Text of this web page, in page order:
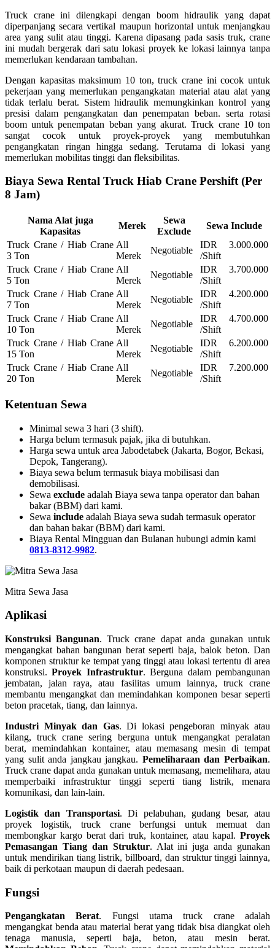
Truck crane ini dilengkapi dengan boom hidraulik yang dapat
diperpanjang secara vertikal maupun horizontal untuk menjangkau
area yang sulit atau tinggi. Karena dipasang pada sasis truk, crane
ini mudah bergerak dari satu lokasi proyek ke lokasi lainnya tanpa
memerlukan kendaraan tambahan.
Dengan kapasitas maksimum 10 ton, truck crane ini cocok untuk
pekerjaan yang memerlukan pengangkatan material atau alat yang
tidak terlalu berat. Sistem hidraulik memungkinkan kontrol yang
presisi dalam pengangkatan dan penempatan beban. serta rotasi
boom untuk penempatan beban yang akurat. Truck crane 10 ton
sangat cocok untuk proyek-proyek yang membutuhkan
pengangkatan ringan hingga sedang. Terutama di lokasi yang
memerlukan mobilitas tinggi dan fleksibilitas.
Biaya Sewa Rental Truck Hiab Crane Pershift (Per
8 Jam)
Nama Alat juga
Kapasitas
Merek
Sewa
Exclude
Sewa Include
Truck Crane / Hiab Crane
3 Ton
All
Merek
Negotiable
IDR 3.000.000
/Shift
Truck Crane / Hiab Crane
5 Ton
All
Merek
Negotiable
IDR 3.700.000
/Shift
Truck Crane / Hiab Crane
7 Ton
All
Merek
Negotiable
IDR 4.200.000
/Shift
Truck Crane / Hiab Crane
10 Ton
All
Merek
Negotiable
IDR 4.700.000
/Shift
Truck Crane / Hiab Crane
15 Ton
All
Merek
Negotiable
IDR 6.200.000
/Shift
Truck Crane / Hiab Crane
20 Ton
All
Merek
Negotiable
IDR 7.200.000
/Shift
Ketentuan Sewa
Minimal sewa 3 hari (3 shift).
Harga belum termasuk pajak, jika di butuhkan.
Harga sewa untuk area Jabodetabek (Jakarta, Bogor, Bekasi,
Depok, Tangerang).
Biaya sewa belum termasuk biaya mobilisasi dan
demobilisasi.
Sewa exclude adalah Biaya sewa tanpa operator dan bahan
bakar (BBM) dari kami.
Sewa include adalah Biaya sewa sudah termasuk operator
dan bahan bakar (BBM) dari kami.
Biaya Rental Mingguan dan Bulanan hubungi admin kami
0813-8312-9982.
Mitra Sewa Jasa
Aplikasi
Konstruksi Bangunan. Truck crane dapat anda gunakan untuk
mengangkat bahan bangunan berat seperti baja, balok beton. Dan
komponen struktur ke tempat yang tinggi atau lokasi tertentu di area
konstruksi.Proyek Infrastruktur. Berguna dalam pembangunan
jembatan, jalan raya, atau fasilitas umum lainnya, truck crane
membantu mengangkat dan memindahkan komponen besar seperti
beton pracetak, tiang, dan lainnya.
Industri Minyak dan Gas. Di lokasi pengeboran minyak atau
kilang, truck crane sering berguna untuk mengangkat peralatan
berat, memindahkan kontainer, atau memasang mesin di tempat
yang sulit anda jangkau jangkau. Pemeliharaan dan Perbaikan.
Truck crane dapat anda gunakan untuk memasang, memelihara, atau
memperbaiki infrastruktur tinggi seperti tiang listrik, menara
komunikasi, dan lain-lain.
Logistik dan Transportasi. Di pelabuhan, gudang besar, atau
proyek logistik, truck crane berfungsi untuk memuat dan
membongkar kargo berat dari truk, kontainer, atau kapal. Proyek
Pemasangan Tiang dan Struktur. Alat ini juga anda gunakan
untuk mendirikan tiang listrik, billboard, dan struktur tinggi lainnya,
baik di perkotaan maupun di daerah pedesaan.
Fungsi
Pengangkatan Berat. Fungsi utama truck crane adalah
mengangkat benda atau material berat yang tidak bisa diangkat oleh
tenaga manusia, seperti baja, beton, atau mesin berat.